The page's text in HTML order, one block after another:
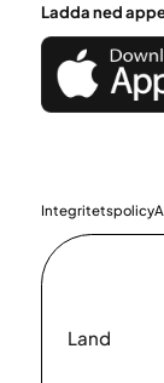
Ladda ned
Integritetspolicy
Land